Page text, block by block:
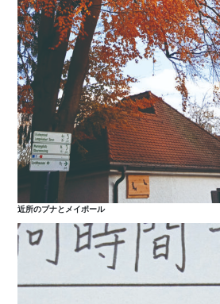
近所のブナとメイポール